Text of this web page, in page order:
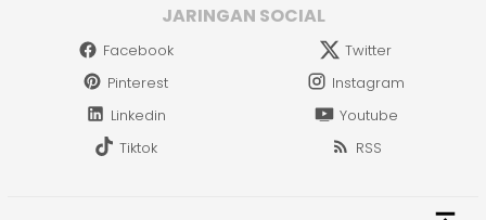
JARINGAN SOCIAL
Facebook
Twitter
Pinterest
Instagram
Linkedin
Youtube
Tiktok
RSS